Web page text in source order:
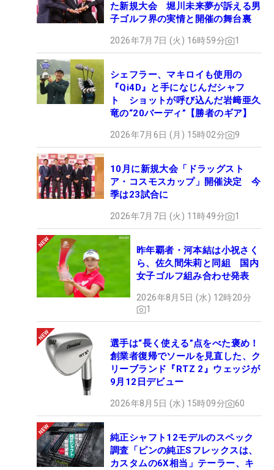
た新規大会 堀川未来夢が訴える男
子ゴルフ界の実情と開催の舞台裏
2026年7月7日 (火) 16時59分 1
シェフラー、マキロイも使用の
『Qi4D』と手になじんだシャフ
ト ショットが呼び込んだ岩﨑亜久
竜の“20バーディ”【勝者のギア】
2026年7月6日 (月) 15時02分 9
10月に新規大会「ドラッグスト
ア・コスモスカップ」開催決定 今
季は23試合に
2026年7月7日 (火) 11時49分 1
昨年覇者・河本結は小祝さく
ら、佐久間朱莉と同組 国内
女子ゴルフ組み合わせ発表
2026年8月5日 (水) 12時20分
1
選手は“長く使える”点をべた褒め！
創業者復帰でソールを見直した、ク
リーブランド『RTZ 2』ウェッジが
9月12日デビュー
2026年8月5日 (水) 15時09分 60
純正シャフト12モデルのスペック
調査「ピンの純正Sフレックスは、
カスタムの6X相当」テーラー、キ